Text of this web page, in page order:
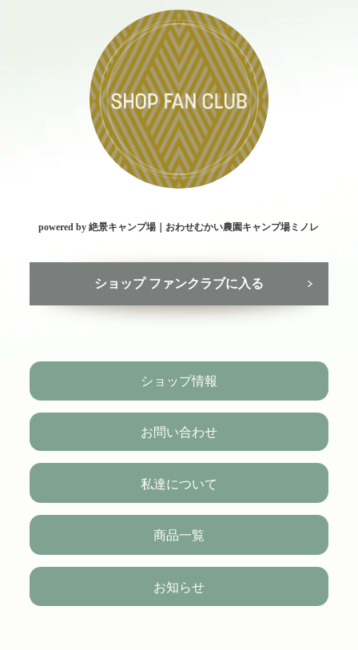
powered by 絶景キャンプ場｜おわせむかい農園キャンプ場ミノレ
ショップ ファンクラブに入る
ショップ情報
お問い合わせ
私達について
商品一覧
お知らせ